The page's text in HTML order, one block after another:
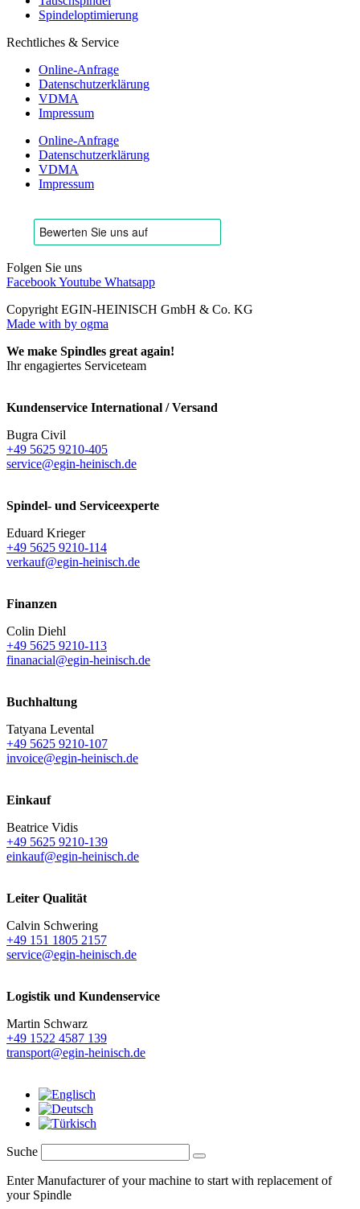
Spindeloptimierung
Rechtliches & Service
Online-Anfrage
Datenschutzerklärung
VDMA
Impressum
Online-Anfrage
Datenschutzerklärung
VDMA
Impressum
Folgen Sie uns
FacebookYoutube Whatsapp
Copyright EGIN-HEINISCH GmbH & Co. KG
Made with by ogma
We make Spindles great again!
Ihr engagiertes Serviceteam
Kundenservice International / Versand
Bugra Civil
+49 5625 9210-405
service@egin-heinisch.de
Spindel- und Serviceexperte
Eduard Krieger
+49 5625 9210-114
verkauf@egin-heinisch.de
Finanzen
Colin Diehl
+49 5625 9210-113
finanacial@egin-heinisch.de
Buchhaltung
Tatyana Levental
+49 5625 9210-107
invoice@egin-heinisch.de
Einkauf
Beatrice Vidis
+49 5625 9210-139
einkauf@egin-heinisch.de
Leiter Qualität
Calvin Schwering
+49 151 1805 2157
service@egin-heinisch.de
Logistik und Kundenservice
Martin Schwarz
+49 1522 4587 139
transport@egin-heinisch.de
Suche
Enter Manufacturer of your machine to start with replacement of
your Spindle